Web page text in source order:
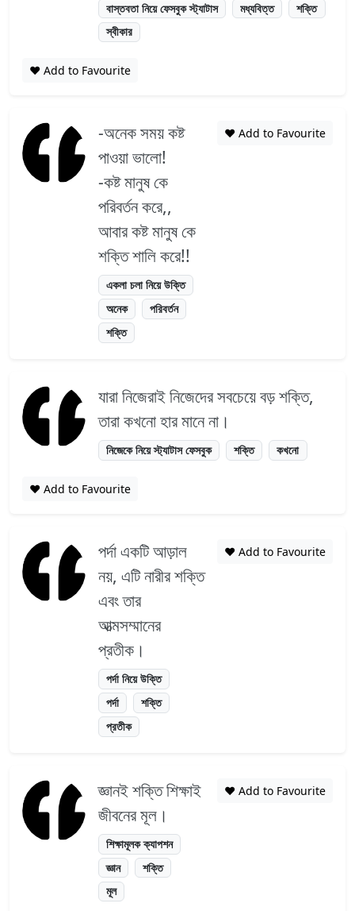
বাস্তবতা নিয়ে ফেসবুক স্ট্যাটাস মধ্যবিত্ত
শক্তি
স্বীকার
❤️ Add to Favourite
-অনেক সময় কষ্ট
পাওয়া ভালো!
-কষ্ট মানুষ কে
পরিবর্তন করে,,
আবার কষ্ট মানুষ কে
শক্তি শালি করে!!
একলা চলা নিয়ে উক্তি
অনেক
পরিবর্তন
শক্তি
❤️ Add to Favourite
যারা নিজেরাই নিজেদের সবচেয়ে বড় শক্তি,
তারা কখনো হার মানে না।
নিজেকে নিয়ে স্ট্যাটাস ফেসবুক শক্তি কখনো
❤️ Add to Favourite
পর্দা একটি আড়াল
নয়, এটি নারীর শক্তি
এবং তার
আত্মসম্মানের
প্রতীক।
পর্দা নিয়ে উক্তি
পর্দা
শক্তি
প্রতীক
❤️ Add to Favourite
জ্ঞানই শক্তি শিক্ষাই
জীবনের মূল।
শিক্ষামূলক ক্যাপশন
জ্ঞান
শক্তি
মূল
❤️ Add to Favourite